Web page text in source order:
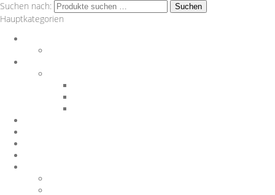
Suchen nach:
Suchen
Hauptkategorien